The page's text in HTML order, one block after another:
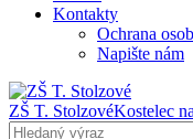
Kontakty
Ochrana
Napište nám
ZŠ T. StolzovéKostelec